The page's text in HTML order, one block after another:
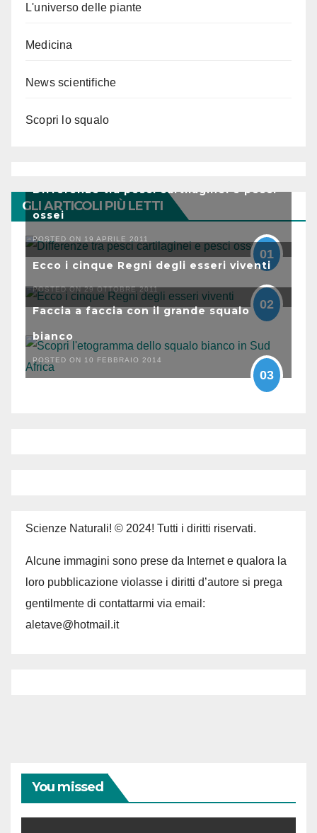
L'universo delle piante
Medicina
News scientifiche
Scopri lo squalo
GLI ARTICOLI PIÙ LETTI
Differenze tra pesci cartilaginei e pesci
ossei
POSTED ON 19 APRILE 2011
01
Ecco i cinque Regni degli esseri viventi
POSTED ON 29 OTTOBRE 2011
02
Faccia a faccia con il grande squalo
bianco
POSTED ON 10 FEBBRAIO 2014
03
Scienze Naturali! © 2024! Tutti i diritti riservati.
Alcune immagini sono prese da Internet e qualora la
loro pubblicazione violasse i diritti d’autore si prega
gentilmente di contattarmi via email:
aletave@hotmail.it
You missed